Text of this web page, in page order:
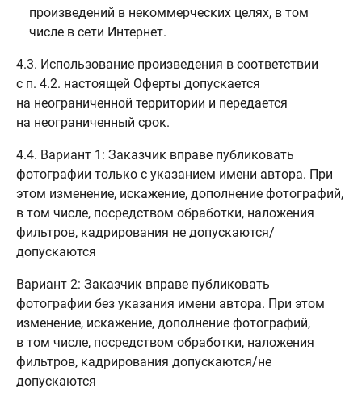
произведений в некоммерческих целях, в том
числе в сети Интернет.
4.3. Использование произведения в соответствии
с п. 4.2. настоящей Оферты допускается
на неограниченной территории и передается
на неограниченный срок.
4.4. Вариант 1: Заказчик вправе публиковать
фотографии только с указанием имени автора. При
этом изменение, искажение, дополнение фотографий,
в том числе, посредством обработки, наложения
фильтров, кадрирования не допускаются/
допускаются
Вариант 2: Заказчик вправе публиковать
фотографии без указания имени автора. При этом
изменение, искажение, дополнение фотографий,
в том числе, посредством обработки, наложения
фильтров, кадрирования допускаются/не
допускаются